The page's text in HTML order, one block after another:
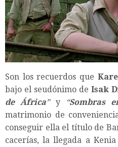
Son los recuerdos que
bajo el seudónimo de Isak
de África”y “Sombras
matrimonio de
conseguir ella el título de
cacerías, la llegada a